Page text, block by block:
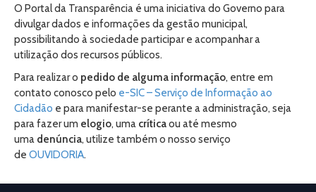
O Portal da Transparência é uma iniciativa do Governo para
divulgar dados e informações da gestão municipal,
possibilitando à sociedade participar e acompanhar a
utilização dos recursos públicos.
Para realizar o pedido de alguma informação, entre em
contato conosco pelo e-SIC – Serviço de Informação ao
Cidadão e para manifestar-se perante a administração, seja
para fazer um elogio, uma críticaou até mesmo
uma denúncia, utilize também o nosso serviço
de OUVIDORIA.